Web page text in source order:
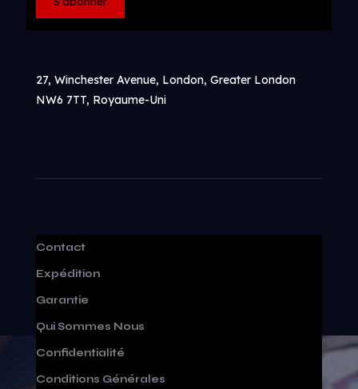
27, Winchester Avenue, London, Greater London
NW6 7TT, Royaume-Uni
Contact
Expédition
Garantie
Qui Sommes Nous
Confidentialité
Conditions Générales